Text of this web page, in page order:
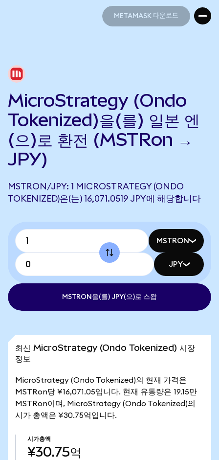
METAMASK 다운로드
MicroStrategy (Ondo
Tokenized)을(를) 일본 엔
(으)로 환전 (MSTRon →
JPY)
MSTRON/JPY: 1 MICROSTRATEGY (ONDO
TOKENIZED)은(는) 16,071.0519 JPY에 해당합니다
MSTRON
JPY
MSTRON을(를) JPY(으)로 스왑
최신 MicroStrategy (Ondo Tokenized) 시장
정보
MicroStrategy (Ondo Tokenized)의 현재 가격은
MSTRon당 ¥16,071.05입니다. 현재 유통량은 19.15만
MSTRon이며, MicroStrategy (Ondo Tokenized)의
시가 총액은 ¥30.75억입니다.
시가총액
¥30.75억